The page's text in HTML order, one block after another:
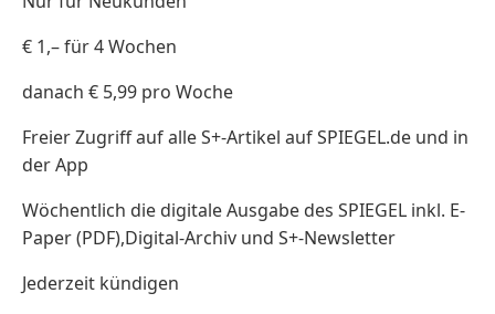
€ 1,– für 4 Wochen
danach € 5,99 pro Woche
Freier Zugriff auf alle S+-Artikel auf SPIEGEL.de und in
der App
Wöchentlich die digitale Ausgabe des SPIEGEL inkl. E-
Paper (PDF),Digital-Archiv und S+-Newsletter
Jederzeit kündigen